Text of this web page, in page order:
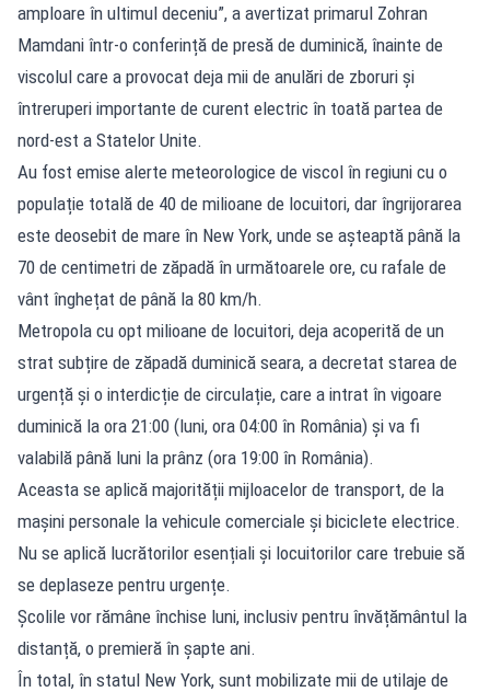
amploare în ultimul deceniu”, a avertizat primarul Zohran
Mamdani într-o conferință de presă de duminică, înainte de
viscolul care a provocat deja mii de anulări de zboruri și
întreruperi importante de curent electric în toată partea de
nord-est a Statelor Unite.
Au fost emise alerte meteorologice de viscol în regiuni cu o
populație totală de 40 de milioane de locuitori, dar îngrijorarea
este deosebit de mare în New York, unde se așteaptă până la
70 de centimetri de zăpadă în următoarele ore, cu rafale de
vânt înghețat de până la 80 km/h.
Metropola cu opt milioane de locuitori, deja acoperită de un
strat subțire de zăpadă duminică seara, a decretat starea de
urgență și o interdicție de circulație, care a intrat în vigoare
duminică la ora 21:00 (luni, ora 04:00 în România) și va fi
valabilă până luni la prânz (ora 19:00 în România).
Aceasta se aplică majorității mijloacelor de transport, de la
mașini personale la vehicule comerciale și biciclete electrice.
Nu se aplică lucrătorilor esențiali și locuitorilor care trebuie să
se deplaseze pentru urgențe.
Școlile vor rămâne închise luni, inclusiv pentru învățământul la
distanță, o premieră în șapte ani.
În total, în statul New York, sunt mobilizate mii de utilaje de